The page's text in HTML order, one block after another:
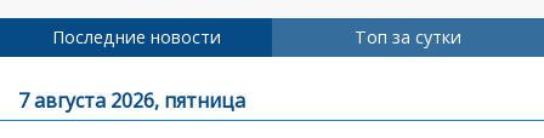
Последние новости Топ за сутки
7 августа 2026, пятница